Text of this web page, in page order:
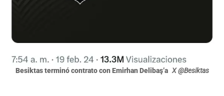
Besiktas terminó contrato con Emirhan Delibaş’a X @Besiktas